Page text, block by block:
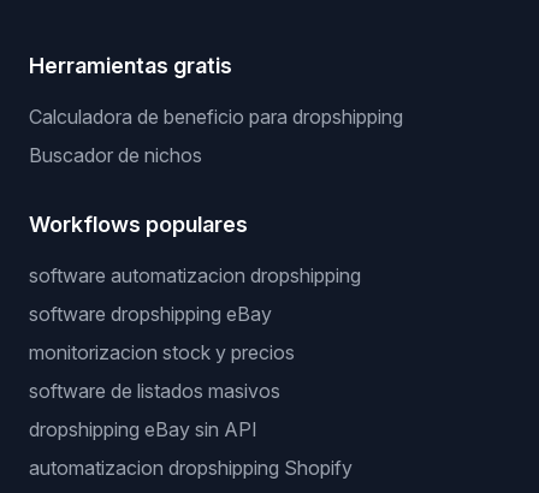
Herramientas gratis
Calculadora de beneficio para dropshipping
Buscador de nichos
Workflows populares
software automatizacion dropshipping
software dropshipping eBay
monitorizacion stock y precios
software de listados masivos
dropshipping eBay sin API
automatizacion dropshipping Shopify